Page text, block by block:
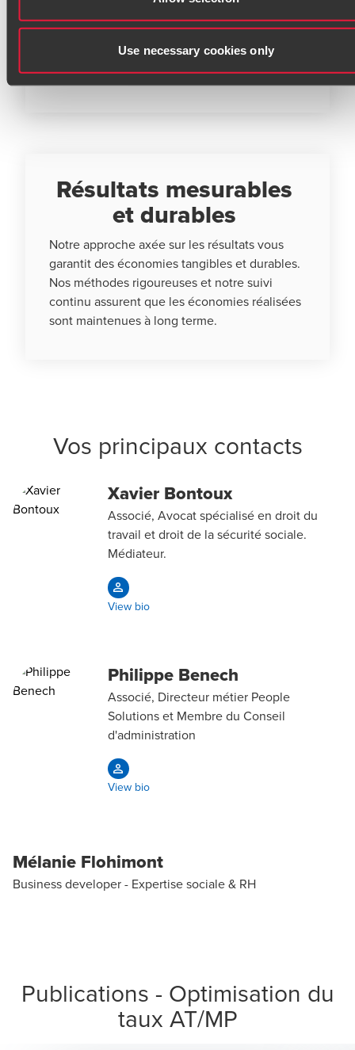
Use necessary cookies only
votre taux AT/MP, nous contribuons à
maintenir un environnement de travail sûr,
renforçant ainsi votre image d'employeur
responsable et engagé.
Résultats mesurables
et durables
Notre approche axée sur les résultats vous
garantit des économies tangibles et durables.
Nos méthodes rigoureuses et notre suivi
continu assurent que les économies réalisées
sont maintenues à long terme.
Vos principaux contacts
Xavier Bontoux
Associé, Avocat spécialisé en droit du
travail et droit de la sécurité sociale.
Médiateur.
View bio
Philippe Benech
Associé, Directeur métier People
Solutions et Membre du Conseil
d'administration
View bio
Mélanie Flohimont
Business developer - Expertise sociale & RH
Publications - Optimisation du
taux AT/MP